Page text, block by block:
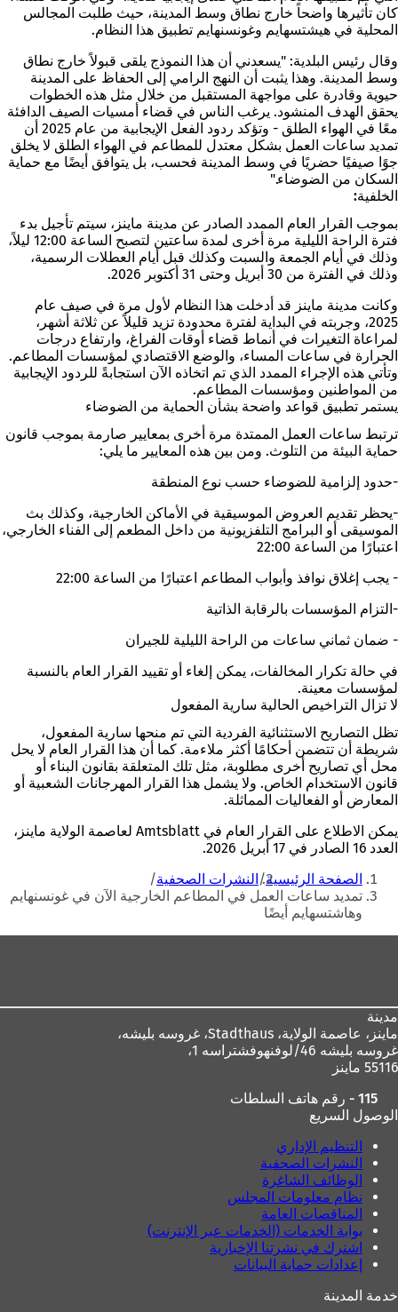
كان تأثيرها واضحاً خارج نطاق وسط المدينة، حيث طلبت المجالس
المحلية في هيشتسهايم وغونسنهايم تطبيق هذا النظام.
وقال رئيس البلدية: "يسعدني أن هذا النموذج يلقى قبولاً خارج نطاق
وسط المدينة. وهذا يثبت أن النهج الرامي إلى الحفاظ على المدينة
حيوية وقادرة على مواجهة المستقبل من خلال مثل هذه الخطوات
يحقق الهدف المنشود. يرغب الناس في قضاء أمسيات الصيف الدافئة
معًا في الهواء الطلق - وتؤكد ردود الفعل الإيجابية من عام 2025 أن
تمديد ساعات العمل بشكل معتدل للمطاعم في الهواء الطلق لا يخلق
جوًا صيفيًا حضريًا في وسط المدينة فحسب، بل يتوافق أيضًا مع حماية
السكان من الضوضاء."
الخلفية:
بموجب القرار العام الممدد الصادر عن مدينة ماينز، سيتم تأجيل بدء
فترة الراحة الليلية مرة أخرى لمدة ساعتين لتصبح الساعة 12:00 ليلاً،
وذلك في أيام الجمعة والسبت وكذلك قبل أيام العطلات الرسمية،
وذلك في الفترة من 30 أبريل وحتى 31 أكتوبر 2026.
وكانت مدينة ماينز قد أدخلت هذا النظام لأول مرة في صيف عام
2025، وجربته في البداية لفترة محدودة تزيد قليلاً عن ثلاثة أشهر،
لمراعاة التغيرات في أنماط قضاء أوقات الفراغ، وارتفاع درجات
الحرارة في ساعات المساء، والوضع الاقتصادي لمؤسسات المطاعم.
وتأتي هذه الإجراء الممدد الذي تم اتخاذه الآن استجابةً للردود الإيجابية
من المواطنين ومؤسسات المطاعم.
يستمر تطبيق قواعد واضحة بشأن الحماية من الضوضاء
ترتبط ساعات العمل الممتدة مرة أخرى بمعايير صارمة بموجب قانون
حماية البيئة من التلوث. ومن بين هذه المعايير ما يلي:
-حدود إلزامية للضوضاء حسب نوع المنطقة
-يحظر تقديم العروض الموسيقية في الأماكن الخارجية، وكذلك بث
الموسيقى أو البرامج التلفزيونية من داخل المطعم إلى الفناء الخارجي،
اعتبارًا من الساعة 22:00
- يجب إغلاق نوافذ وأبواب المطاعم اعتبارًا من الساعة 22:00
-التزام المؤسسات بالرقابة الذاتية
- ضمان ثماني ساعات من الراحة الليلية للجيران
في حالة تكرار المخالفات، يمكن إلغاء أو تقييد القرار العام بالنسبة
لمؤسسات معينة.
لا تزال التراخيص الحالية سارية المفعول
تظل التصاريح الاستثنائية الفردية التي تم منحها سارية المفعول،
شريطة أن تتضمن أحكامًا أكثر ملاءمة. كما أن هذا القرار العام لا يحل
محل أي تصاريح أخرى مطلوبة، مثل تلك المتعلقة بقانون البناء أو
قانون الاستخدام الخاص. ولا يشمل هذا القرار المهرجانات الشعبية أو
المعارض أو الفعاليات المماثلة.
يمكن الاطلاع على القرار العام في Amtsblatt لعاصمة الولاية ماينز،
العدد 16 الصادر في 17 أبريل 2026.
أنت
هنا
الصفحة الرئيسية
النشرات الصحفية
تمديد ساعات العمل في المطاعم الخارجية الآن في غونسنهايم
وهاشتسهايم أيضًا
مدينة
ماينز، عاصمة الولاية،
غروسه بليشه 46/لوفنهوفشتراسه 1،
55116 ماينز
115 - رقم هاتف السلطات
الوصول السريع
التنظيم الإداري
النشرات الصحفية
الوظائف الشاغرة
نظام معلومات المجلس
المناقصات العامة
بوابة الخدمات (الخدمات عبر الإنترنت)
اشترك في نشرتنا الإخبارية
إعدادات حماية البيانات
خدمة المدينة